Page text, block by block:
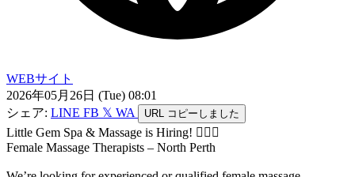
WEBサイト
2026年05月26日 (Tue) 08:01
シェア: LINE FB 𝕏 WA URL コピーしました
Little Gem Spa & Massage is Hiring! 💆‍♀️✨
Female Massage Therapists – North Perth